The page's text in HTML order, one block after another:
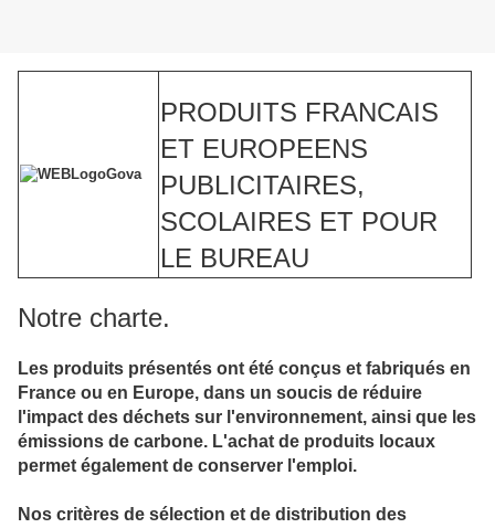
PRODUITS FRANCAIS
ET EUROPEENS
PUBLICITAIRES,
SCOLAIRES ET POUR
LE BUREAU
Notre charte.
Les produits présentés ont été conçus et fabriqués en
France ou en Europe, dans un soucis de réduire
l'impact des déchets sur l'environnement, ainsi que les
émissions de carbone. L'achat de produits locaux
permet également de conserver l'emploi.
Nos critères de sélection et de distribution des